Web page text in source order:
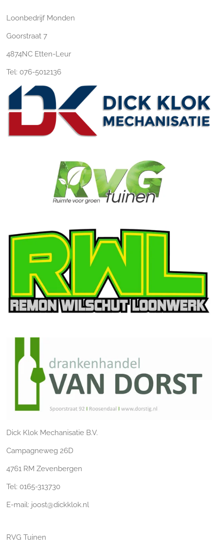
Loonbedrijf Monden
Goorstraat 7
4874NC Etten-Leur
Tel: 076-5012136
Dick Klok Mechanisatie B.V.
Campagneweg 26D
4761 RM Zevenbergen
Tel: 0165-313730
E-mail: joost@dickklok.nl
RVG Tuinen